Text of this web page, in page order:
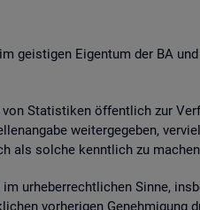
geis­ti­gen Ei­gen­tum der BA
Sta­tis­ti­ken öf­fent­lich zur
wei­ter­ge­ge­ben,
als sol­che kennt­lich zu
ur­he­ber­recht­li­chen Sinne,
vor­he­ri­gen Ge­neh­mi­gung